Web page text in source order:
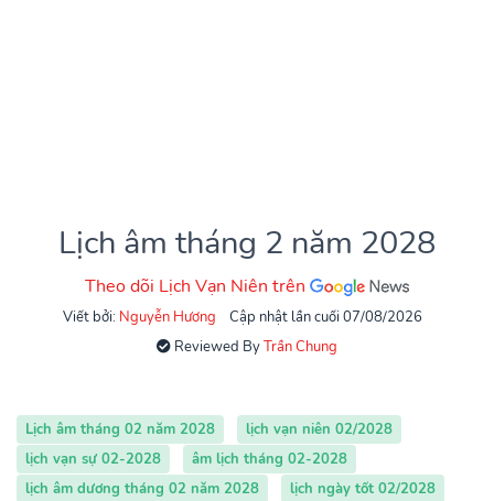
Lịch âm tháng 2 năm 2028
Theo dõi Lịch Vạn Niên trên
Viết bởi: Nguyễn Hương
Cập nhật lần cuối 07/08/2026
Reviewed ByTrần Chung
Lịch âm tháng 02 năm 2028
lịch vạn niên 02/2028
lịch vạn sự 02-2028
âm lịch tháng 02-2028
lịch âm dương tháng 02 năm 2028
lịch ngày tốt 02/2028